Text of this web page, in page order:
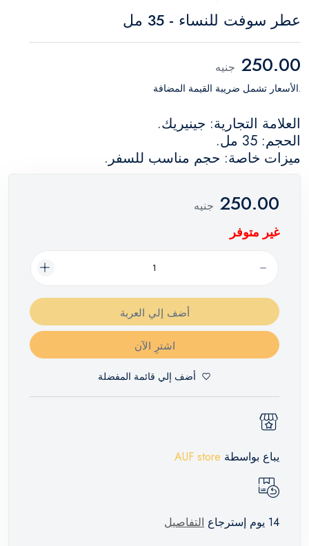
عطر سوفت للنساء - 35 مل
250.00 جنيه
.الأسعار تشمل ضريبة القيمة المضافة
العلامة التجارية: جينيريك.
الحجم: 35 مل.
ميزات خاصة: حجم مناسب للسفر.
250.00 جنيه
غير متوفر
أضف إلي العربة
اشترِ الآن
أضف إلي قائمة المفضلة
يباع بواسطة AUF store
14 يوم إسترجاع التفاصيل